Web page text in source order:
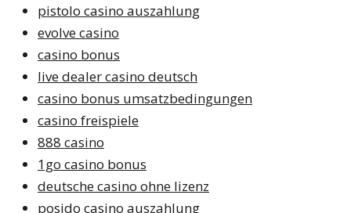
pistolo casino auszahlung
evolve casino
casino bonus
live dealer casino deutsch
casino bonus umsatzbedingungen
casino freispiele
888 casino
1go casino bonus
deutsche casino ohne lizenz
posido casino auszahlung